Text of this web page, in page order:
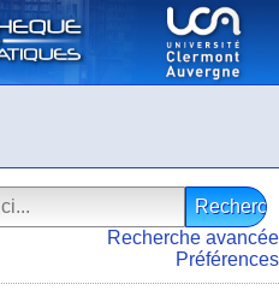
Recherche avancée
Préférences